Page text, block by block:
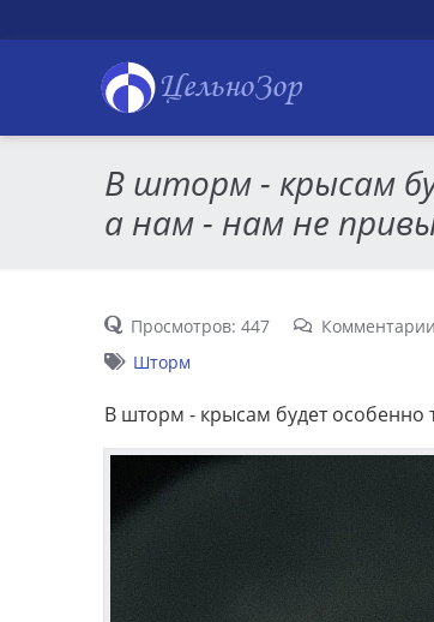
ЦельноЗор
В шторм - крысам
а нам - нам не
Просмотров: 447
Шторм
В шторм - крысам будет особенно